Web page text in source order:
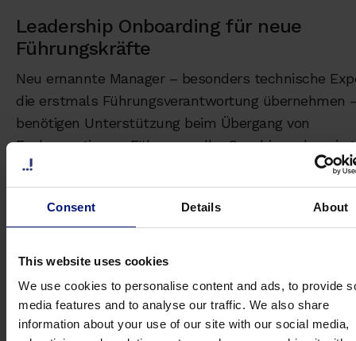
Consent Details About
This website uses cookies
We use cookies to personalise content and ads, to provide
media features and to analyse our traffic. We also share
information about your use of our site with our social media,
Leadership Onboarding für neue
Führungskräfte
Neu ernannte Manager – besonders technische
die erstmals Führungsverantwortung übernehmen
benötigen Unterstützung beim Übergang von
Fachexpertise zu Führungsrolle. Coaching adressiert
Delegation
Aufbau von
ohne HierarchieundTeamentwicklung. In
Produktionsumgebungen ist dies besonders
Change Management in
Transformationsphasen
Die Elektromobilitäts-Transformation bei